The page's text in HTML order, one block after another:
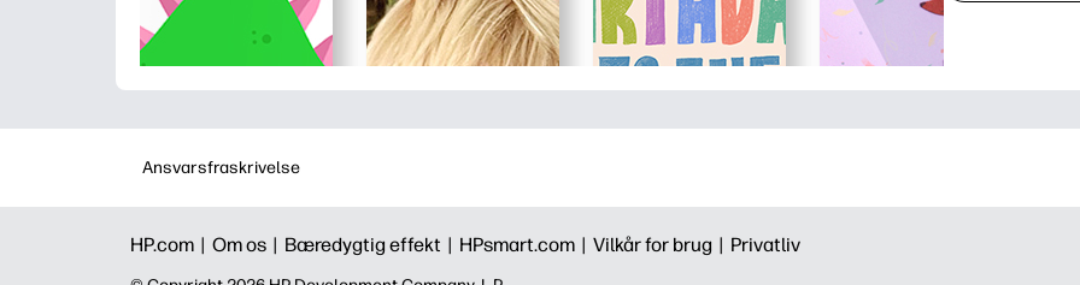
Ansvarsfraskrivelse
HP.com | Om os | Bæredygtig effekt | HPsmart.com | Vilkår for brug | Privatliv